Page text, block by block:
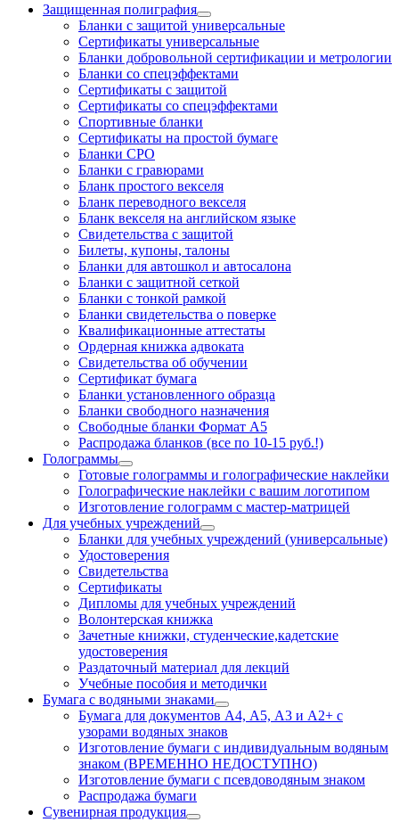
Защищенная полиграфия
Бланки с защитой универсальные
Сертификаты универсальные
Бланки добровольной сертификации и метрологии
Бланки со спецэффектами
Сертификаты с защитой
Сертификаты со спецэффектами
Спортивные бланки
Cертификаты на простой бумаге
Бланки СРО
Бланки с гравюрами
Бланк простого векселя
Бланк переводного векселя
Бланк векселя на английском языке
Свидетельства с защитой
Билеты, купоны, талоны
Бланки для автошкол и автосалона
Бланки с защитной сеткой
Бланки с тонкой рамкой
Бланки свидетельства о поверке
Квалификационные аттестаты
Ордерная книжка адвоката
Свидетельства об обучении
Сертификат бумага
Бланки установленного образца
Бланки свободного назначения
Свободные бланки Формат А5
Распродажа бланков (все по 10-15 руб.!)
Голограммы
Готовые голограммы и голографические наклейки
Голографические наклейки с вашим логотипом
Изготовление голограмм с мастер-матрицей
Для учебных учреждений
Бланки для учебных учреждений (универсальные)
Удостоверения
Свидетельства
Сертификаты
Дипломы для учебных учреждений
Волонтерская книжка
Зачетные книжки, студенческие,кадетские
удостоверения
Раздаточный материал для лекций
Учебные пособия и методички
Бумага с водяными знаками
Бумага для документов А4, А5, А3 и А2+ с
узорами водяных знаков
Изготовление бумаги с индивидуальным водяным
знаком (ВРЕМЕННО НЕДОСТУПНО)
Изготовление бумаги с псевдоводяным знаком
Распродажа бумаги
Сувенирная продукция